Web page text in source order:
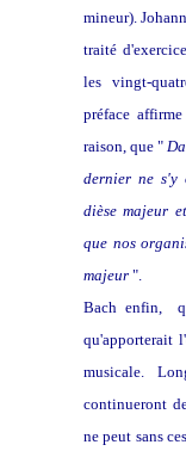
mineur).
traité
les vingt-
préface
raison, que "
dernier ne s'y
dièse majeur
que nos
majeur ".
Bach enfin,
qu'apporterait
musicale.
continueront
ne peut sans